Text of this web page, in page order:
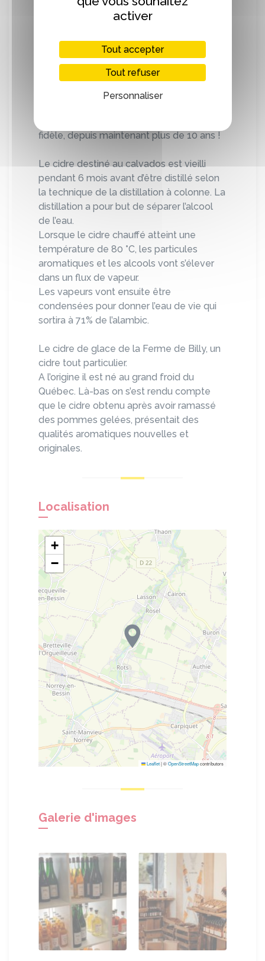
Un savoir-faire également reconnu par le
monde de la gastronomie et de la
De belles tables, des chefs étoilés, des
épiceries fines, mais aussi des bars
branchés… nous font confiance. Nous
sommes très fiers que Colin Fields, Chef
fidèle, depuis maintenant plus de 10 ans !
Le cidre destiné au calvados est vieilli
pendant 6 mois avant d’être distillé selon
la technique de la distillation à colonne. La
distillation a pour but de séparer l’alcool
de l’eau.
Lorsque le cidre chauffé atteint une
température de 80 °C, les particules
aromatiques et les alcools vont s’élever
dans un flux de vapeur.
Les vapeurs vont ensuite être
condensées pour donner l’eau de vie qui
sortira à 71% de l’alambic.
Le cidre de glace de la Ferme de Billy, un
cidre tout particulier.
A l’origine il est né au grand froid du
Québec. Là-bas on s’est rendu compte
que le cidre obtenu après avoir ramassé
des pommes gelées, présentait des
qualités aromatiques nouvelles et
originales.
Localisation
+
−
Leaflet|©OpenStreetMapcontributors
Galerie d'images
activer
Tout accepter
Tout refuser
Personnaliser